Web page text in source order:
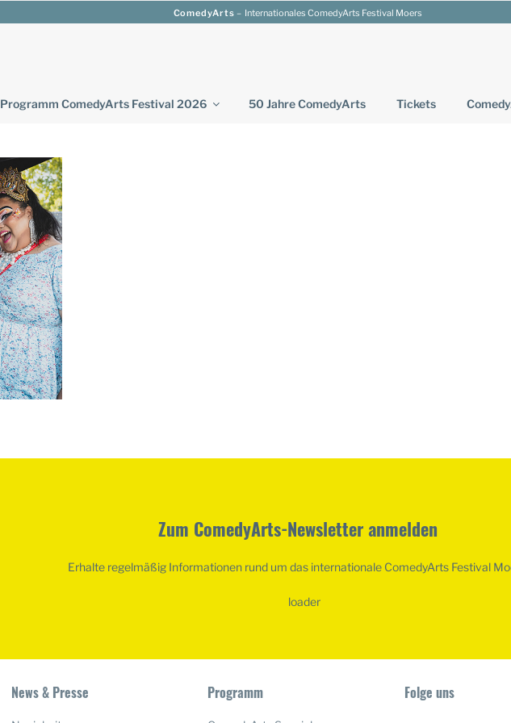
ComedyArts – Internationales ComedyArts Festival Moers
Programm ComedyArts Festival 2026 50 Jahre ComedyArts Tickets
Zum ComedyArts-Newsletter anmelden
Erhalte regelmäßig Informationen rund um das internationale ComedyArts Festival
News & Presse Programm Folge uns